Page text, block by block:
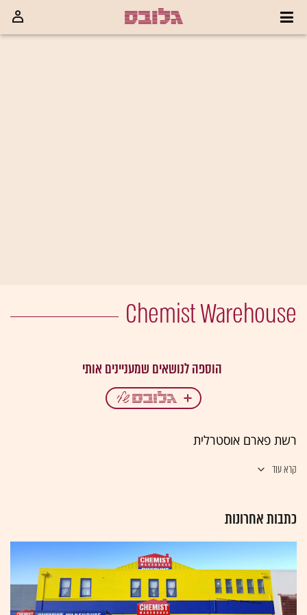
Chemist Warehouse
רשת פארם אוסטרלית
קרא עוד
כתבות אחרונות